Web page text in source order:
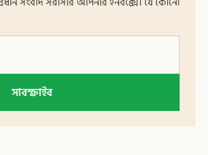
সাবস্ক্রাইব